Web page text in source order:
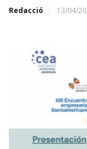
Redacció 13/04/